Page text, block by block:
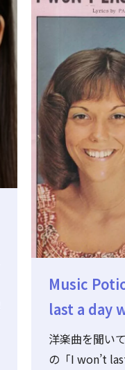
Music
last a day
洋楽曲を聞い
の「I won’t